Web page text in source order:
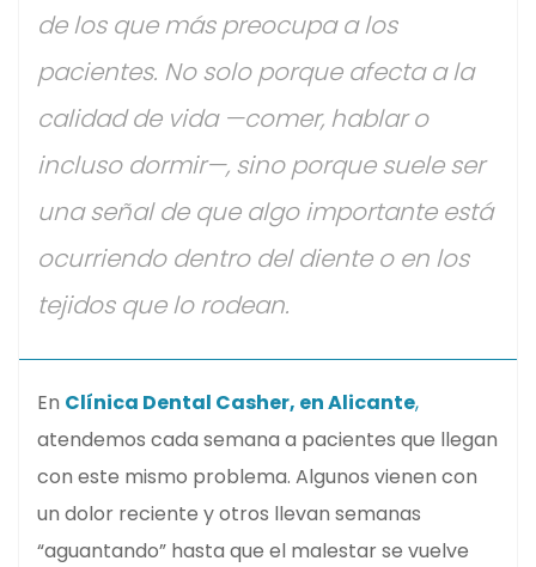
de los que más preocupa a los
pacientes. No solo porque afecta a la
calidad de vida —comer, hablar o
incluso dormir—, sino porque suele ser
una señal de que algo importante está
ocurriendo dentro del diente o en los
tejidos que lo rodean.
En Clínica Dental Casher, en Alicante,
atendemos cada semana a pacientes que llegan
con este mismo problema. Algunos vienen con
un dolor reciente y otros llevan semanas
“aguantando” hasta que el malestar se vuelve